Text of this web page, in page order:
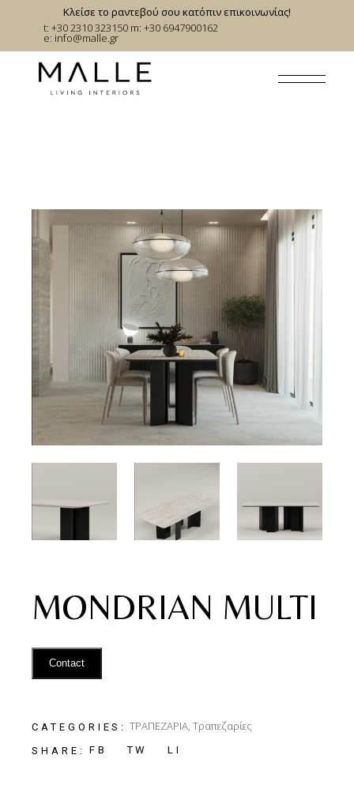
t: +30 2310 323150 m: +30 6947900162
e: info@malle.gr
Κλείσε το ραντεβού σου κατόπιν επικοινωνίας!
MONDRIAN MULTI
Contact
CATEGORIES: ΤΡΑΠΕΖΑΡΙΑ,Τραπεζαρίες
SHARE: FB TW LI